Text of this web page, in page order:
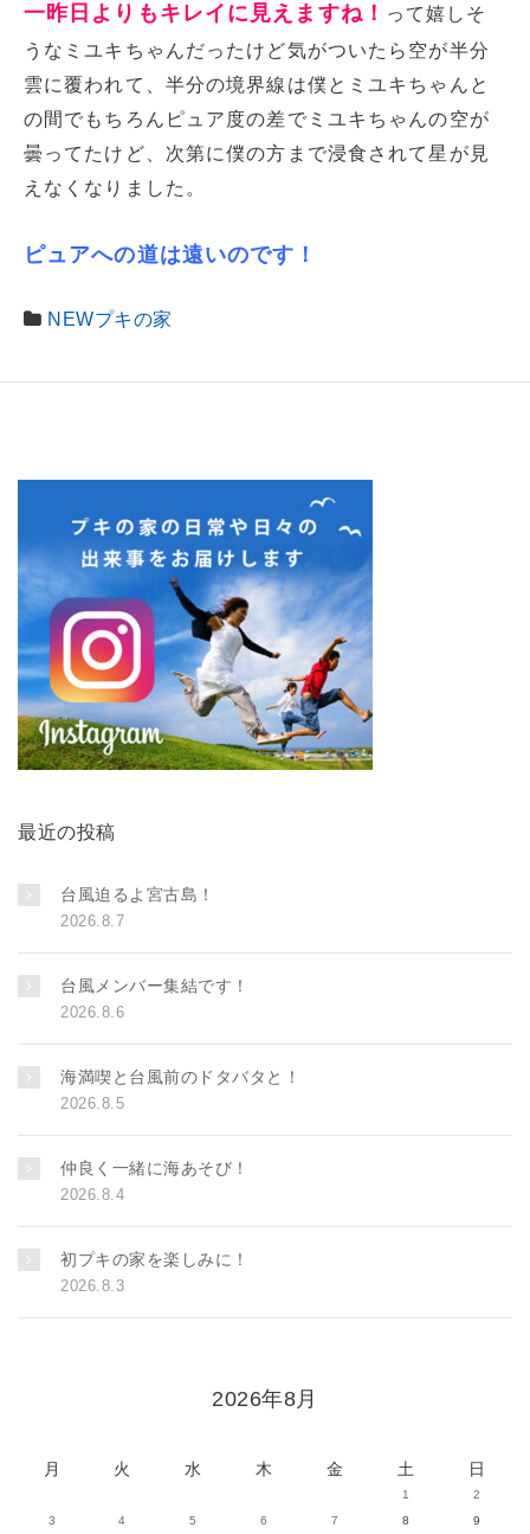
一昨日よりもキレイに見えますね！ って嬉しそ
うなミユキちゃんだったけど気がついたら空が半分
雲に覆われて、半分の境界線は僕とミユキちゃんと
の間でもちろんピュア度の差でミユキちゃんの空が
曇ってたけど、次第に僕の方まで浸食されて星が見
えなくなりました。
ピュアへの道は遠いのです！
NEWプキの家
最近の投稿
台風迫るよ宮古島！
2026.8.7
台風メンバー集結です！
2026.8.6
海満喫と台風前のドタバタと！
2026.8.5
仲良く一緒に海あそび！
2026.8.4
初プキの家を楽しみに！
2026.8.3
2026年8月
月 火 水 木 金 土 日
1
2
3
4 5 6 7 8 9